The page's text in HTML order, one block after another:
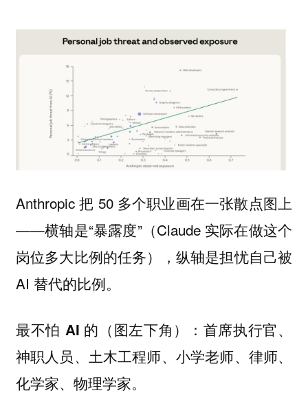
Anthropic 把 50 多个职业画在一张散点图上
——横轴是“暴露度”（Claude 实际在做这个
岗位多大比例的任务），纵轴是担忧自己被
AI 替代的比例。
最不怕 AI 的（图左下角）
：首席执行官、
神职人员、土木工程师、小学老师、律师、
化学家、物理学家。